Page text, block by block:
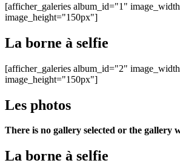
[afficher_galeries album_id="1"
image_height="150px"]
La borne à selfie
[afficher_galeries album_id="2"
image_height="150px"]
Les photos
There is no gallery selected or the gallery
La borne à selfie